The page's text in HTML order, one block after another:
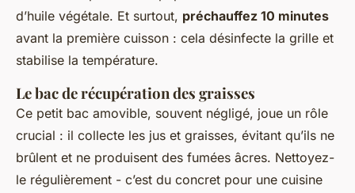
d’huile végétale. Et surtout, préchauffez 10 minutes
avant la première cuisson : cela désinfecte la grille et
stabilise la température.
Le bac de récupération des graisses
Ce petit bac amovible, souvent négligé, joue un rôle
crucial : il collecte les jus et graisses, évitant qu’ils ne
brûlent et ne produisent des fumées âcres. Nettoyez-
le régulièrement - c’est du concret pour une cuisine